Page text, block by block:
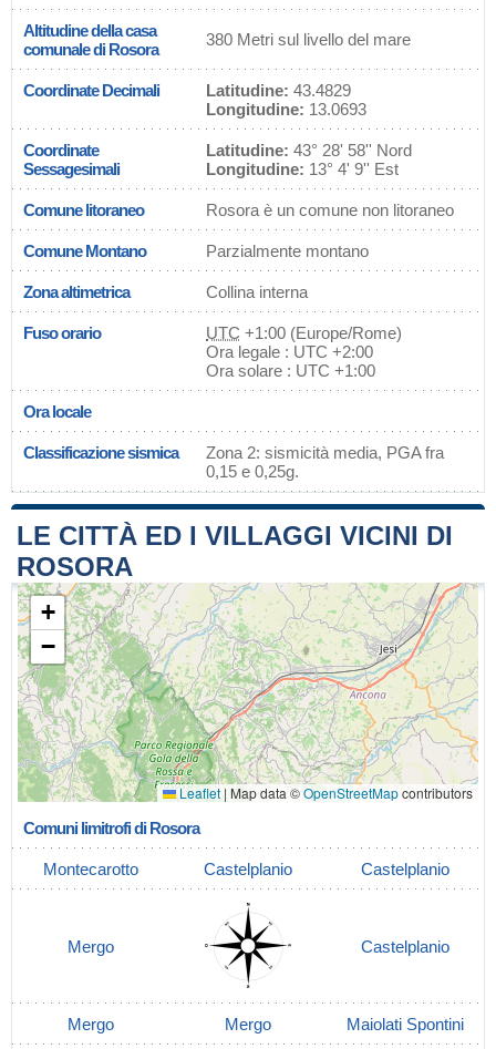
Altitudine della casa
comunale di Rosora
380 Metri sul livello del mare
Coordinate Decimali Latitudine: 43.4829
Longitudine: 13.0693
Coordinate
Sessagesimali
Latitudine: 43° 28' 58'' Nord
Longitudine: 13° 4' 9'' Est
Comune litoraneo Rosora è un comune non litoraneo
Comune Montano Parzialmente montano
Zona altimetrica Collina interna
Fuso orario UTC +1:00 (Europe/Rome)
Ora legale : UTC +2:00
Ora solare : UTC +1:00
Ora locale
Classificazione sismica
Zona 2: sismicità media, PGA fra
0,15 e 0,25g.
LE CITTÀ ED I VILLAGGI VICINI DI
ROSORA
+
−
Leaflet | Map data ©OpenStreetMapcontributors
Comuni limitrofi di Rosora
Montecarotto Castelplanio Castelplanio
Mergo Castelplanio
Mergo Mergo Maiolati Spontini